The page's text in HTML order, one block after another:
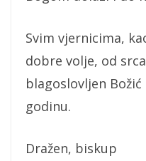
Svim vjernicima,
dobre volje, od
blagoslovljen
godinu.
Dražen, biskup